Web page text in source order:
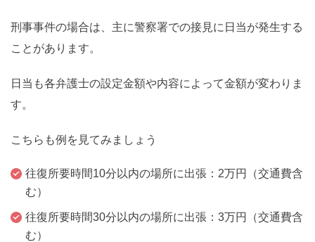
刑事事件の場合は、主に警察署での接見に日当が発生する
ことがあります。
日当も各弁護士の設定金額や内容によって金額が変わりま
す。
こちらも例を見てみましょう
往復所要時間10分以内の場所に出張：2万円（交通費含
む）
往復所要時間30分以内の場所に出張：3万円（交通費含
む）